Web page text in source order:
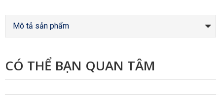
Mô tả sản phẩm
CÓ THỂ BẠN QUAN TÂM